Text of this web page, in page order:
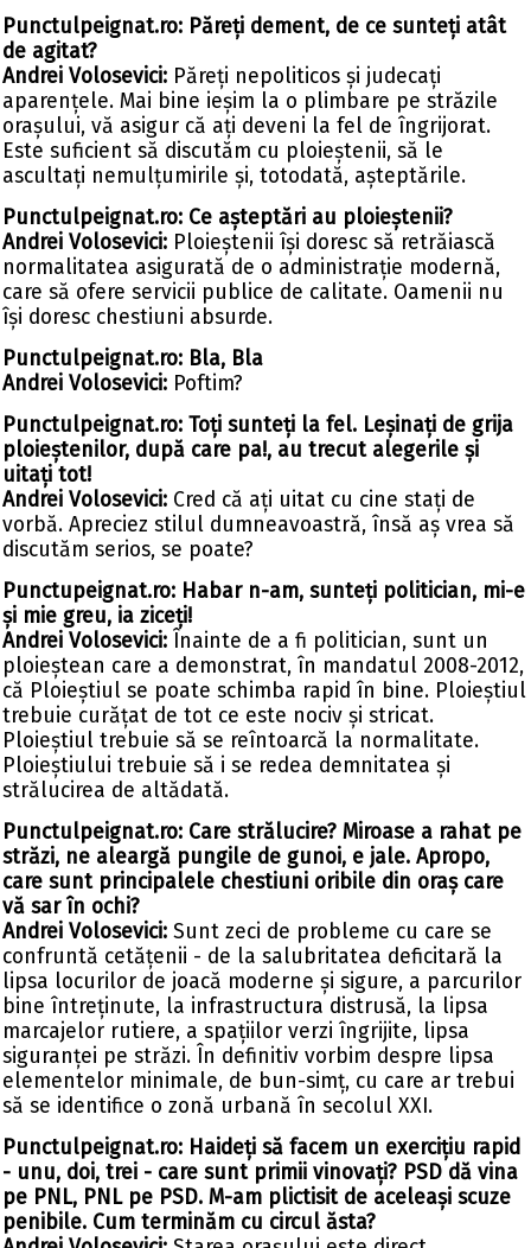
Punctulpeignat.ro: Păreți dement, de ce sunteți atât
de agitat?
Andrei Volosevici: Păreți nepoliticos și judecați
aparențele. Mai bine ieșim la o plimbare pe străzile
orașului, vă asigur că ați deveni la fel de îngrijorat.
Este suficient să discutăm cu ploieștenii, să le
ascultați nemulțumirile și, totodată, așteptările.
Punctulpeignat.ro: Ce așteptări au ploieștenii?
Andrei Volosevici: Ploieștenii își doresc să retrăiască
normalitatea asigurată de o administrație modernă,
care să ofere servicii publice de calitate. Oamenii nu
își doresc chestiuni absurde.
Punctulpeignat.ro: Bla, Bla
Andrei Volosevici: Poftim?
Punctulpeignat.ro: Toți sunteți la fel. Leșinați de grija
ploieștenilor, după care pa!, au trecut alegerile și
uitați tot!
Andrei Volosevici: Cred că ați uitat cu cine stați de
vorbă. Apreciez stilul dumneavoastră, însă aș vrea să
discutăm serios, se poate?
Punctupeignat.ro: Habar n-am, sunteți politician, mi-e
și mie greu, ia ziceți!
Andrei Volosevici: Înainte de a fi politician, sunt un
ploieștean care a demonstrat, în mandatul 2008-2012,
că Ploieștiul se poate schimba rapid în bine. Ploieștiul
trebuie curățat de tot ce este nociv și stricat.
Ploieștiul trebuie să se reîntoarcă la normalitate.
Ploieștiului trebuie să i se redea demnitatea și
strălucirea de altădată.
Punctulpeignat.ro: Care strălucire? Miroase a rahat pe
străzi, ne aleargă pungile de gunoi, e jale. Apropo,
care sunt principalele chestiuni oribile din oraș care
vă sar în ochi?
Andrei Volosevici: Sunt zeci de probleme cu care se
confruntă cetățenii - de la salubritatea deficitară la
lipsa locurilor de joacă moderne și sigure, a parcurilor
bine întreținute, la infrastructura distrusă, la lipsa
marcajelor rutiere, a spațiilor verzi îngrijite, lipsa
siguranței pe străzi. În definitiv vorbim despre lipsa
elementelor minimale, de bun-simț, cu care ar trebui
să se identifice o zonă urbană în secolul XXI.
Punctulpeignat.ro: Haideți să facem un exercițiu rapid
- unu, doi, trei - care sunt primii vinovați? PSD dă vina
pe PNL, PNL pe PSD. M-am plictisit de aceleași scuze
penibile. Cum terminăm cu circul ăsta?